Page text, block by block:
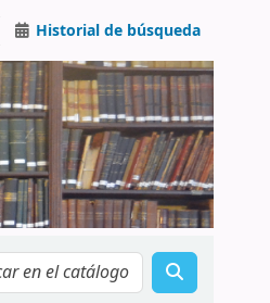
Historial de búsqueda